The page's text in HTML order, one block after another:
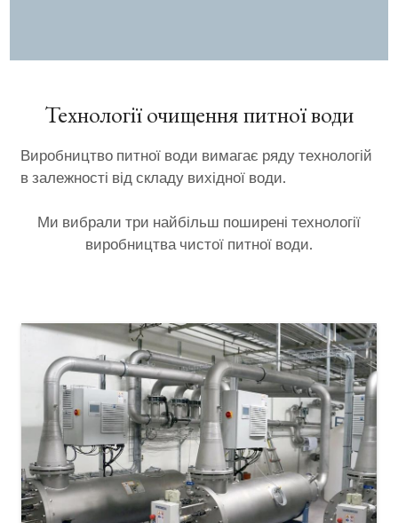
Технології очищення питної води
Виробництво питної води вимагає ряду технологій
в залежності від складу вихідної води.
Ми вибрали три найбільш поширені технології
виробництва чистої питної води.